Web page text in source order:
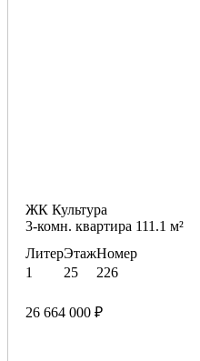
ЖК Культура
3-комн. квартира 111.1 м²
Литер
1
Этаж
25
Номер
226
26 664 000 ₽